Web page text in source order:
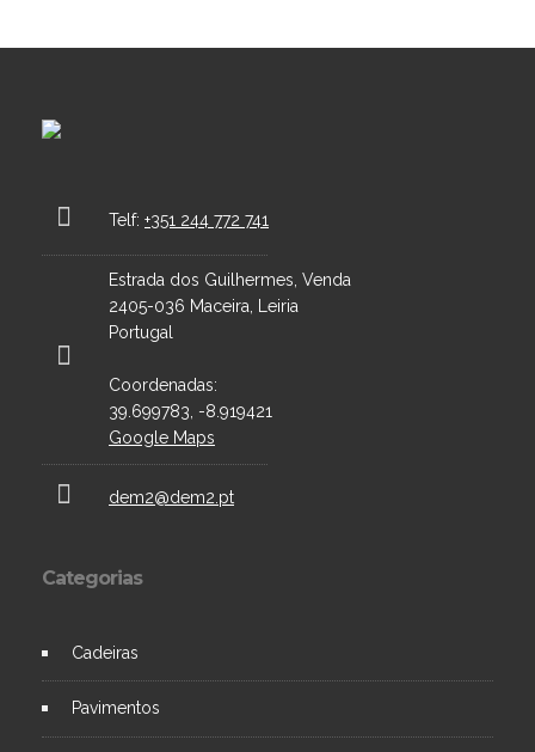
Telf: +351 244 772 741
Estrada dos Guilhermes, Venda
2405-036 Maceira, Leiria
Portugal
Coordenadas:
39.699783, -8.919421
Google Maps
dem2@dem2.pt
Categorias
Cadeiras
Pavimentos